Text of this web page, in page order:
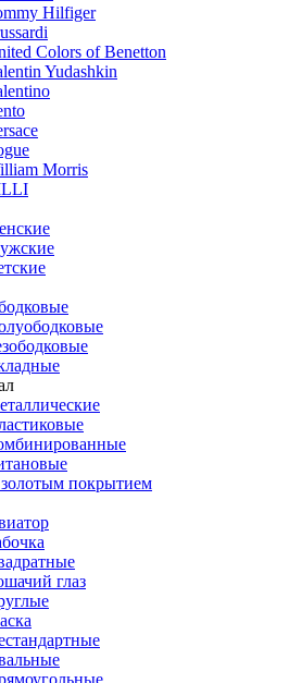
Hilfiger
Colors of Benetton
Yudashkin
Morris
покрытием
глаз